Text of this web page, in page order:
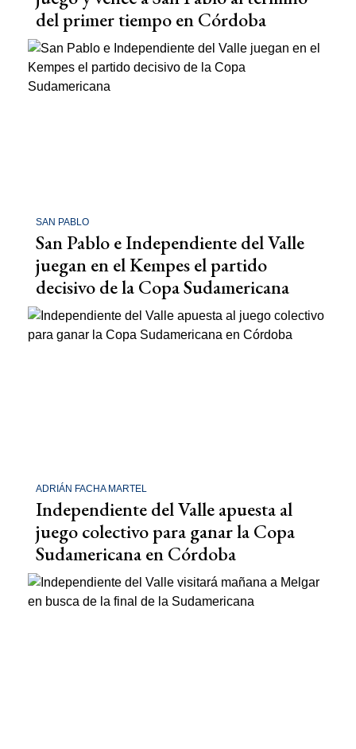
del primer tiempo en Córdoba
SAN PABLO
San Pablo e Independiente del Valle
juegan en el Kempes el partido
decisivo de la Copa Sudamericana
ADRIÁN FACHA MARTEL
Independiente del Valle apuesta al
juego colectivo para ganar la Copa
Sudamericana en Córdoba